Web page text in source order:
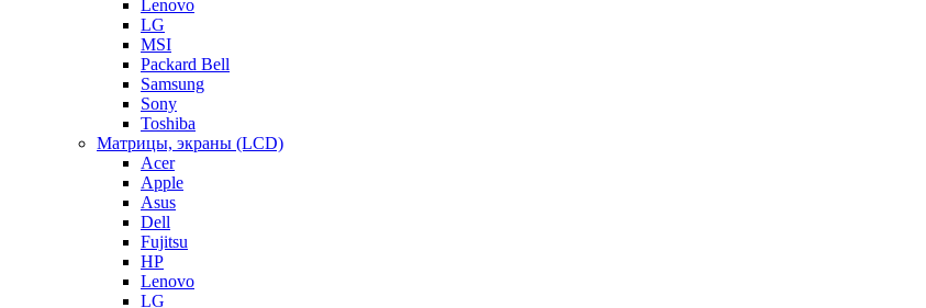
Lenovo
LG
MSI
Packard Bell
Samsung
Sony
Toshiba
Матрицы, экраны (LCD)
Acer
Apple
Asus
Dell
Fujitsu
HP
Lenovo
LG